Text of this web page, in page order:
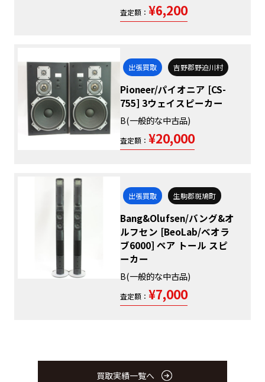
査定額： ¥6,200
出張買取 吉野郡野迫川村
Pioneer/パイオニア [CS-
755] 3ウェイスピーカー
B(一般的な中古品)
査定額： ¥20,000
出張買取 生駒郡斑鳩町
Bang&Olufsen/バング&オ
ルフセン [BeoLab/ベオラ
ブ6000] ペア トール スピ
ーカー
B(一般的な中古品)
査定額： ¥7,000
買取実績一覧へ